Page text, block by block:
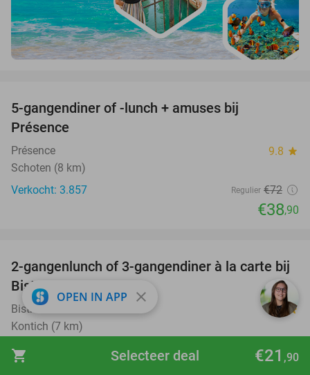
shopping_cart €21 ,90
Selecteer deal
5-gangendiner of -lunch + amuses bij
Présence
Présence 9.8 star
Schoten (8 km)
Verkocht: 3.857
Regulier €72
€38,90
39%
2-gangenlunch of 3-gangendiner à la carte bij
Bistro Côté Sud
Bistro Côté Sud 9.9star
Kontich (7 km)
Verkocht: 838
€41,50
€25
OPEN IN APP close